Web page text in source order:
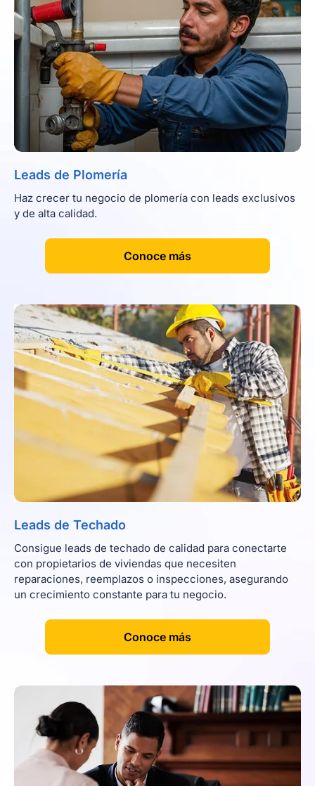
Leads de Plomería
Haz crecer tu negocio de plomería con leads exclusivos
y de alta calidad.
[
Conoce más]
Leads de Techado
Consigue leads de techado de calidad para conectarte
con propietarios de viviendas que necesiten
reparaciones, reemplazos o inspecciones, asegurando
un crecimiento constante para tu negocio.
[
Conoce más]